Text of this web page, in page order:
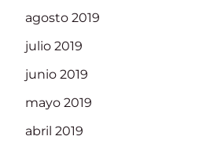
agosto 2019
julio 2019
junio 2019
mayo 2019
abril 2019